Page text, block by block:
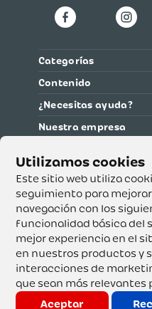
Este sitio web utiliza
seguimiento para
navegación con los
funcionalidad básica del
mejor experiencia en el
en nuestros productos y
interacciones de
que sean más relevantes
Aceptar
Categorías
Contenido
¿Necesitas ayuda?
Nuestra empresa
Supertiendas y Drogería
Dirección de notificación:
Teléfono:
Copyright o Actualización